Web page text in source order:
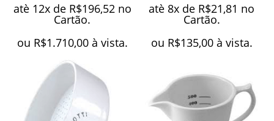
atè 12x de R$196,52 no
Cartão.
ou R$1.710,00 à vista.
atè 8x de R$21,81 no
Cartão.
ou R$135,00 à vista.